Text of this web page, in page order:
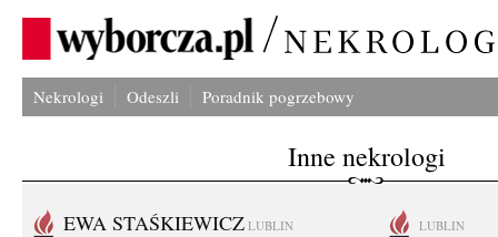
Nekrologi Odeszli Poradnik pogrzebowy
Inne nekrologi
EWA STAŚKIEWICZ LUBLIN LUBLIN